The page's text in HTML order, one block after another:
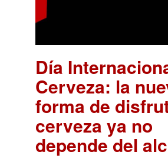
Día
Cerveza: la
forma de
cerveza ya no
depende del